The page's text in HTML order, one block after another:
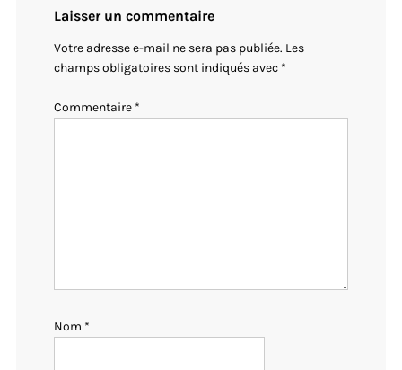
Laisser un commentaire
Votre adresse e-mail ne sera pas publiée. Les
champs obligatoires sont indiqués avec *
Commentaire *
Nom *